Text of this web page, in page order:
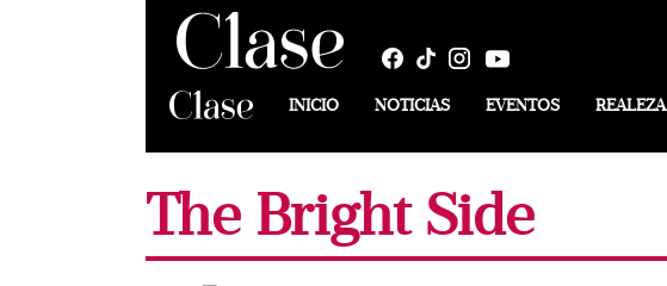
INICIO NOTICIAS EVENTOS REALEZA
The Bright Side